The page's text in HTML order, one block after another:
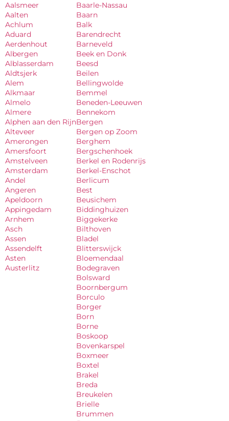
Aalsmeer
Aalten
Achlum
Aduard
Aerdenhout
Albergen
Alblasserdam
Aldtsjerk
Alem
Alkmaar
Almelo
Almere
Alphen aan den Rijn
Alteveer
Amerongen
Amersfoort
Amstelveen
Amsterdam
Andel
Angeren
Apeldoorn
Appingedam
Arnhem
Asch
Assen
Assendelft
Asten
Austerlitz
Baarle-Nassau
Baarn
Balk
Barendrecht
Barneveld
Beek en Donk
Beesd
Beilen
Bellingwolde
Bemmel
Beneden-Leeuwen
Bennekom
Bergen
Bergen op Zoom
Berghem
Bergschenhoek
Berkel en Rodenrijs
Berkel-Enschot
Berlicum
Best
Beusichem
Biddinghuizen
Biggekerke
Bilthoven
Bladel
Blitterswijck
Bloemendaal
Bodegraven
Bolsward
Boornbergum
Borculo
Borger
Born
Borne
Boskoop
Bovenkarspel
Boxmeer
Boxtel
Brakel
Breda
Breukelen
Brielle
Brummen